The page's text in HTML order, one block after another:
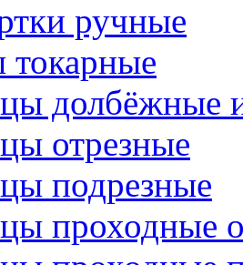
ручные
токарные
долбёжные
отрезные
подрезные
проходные